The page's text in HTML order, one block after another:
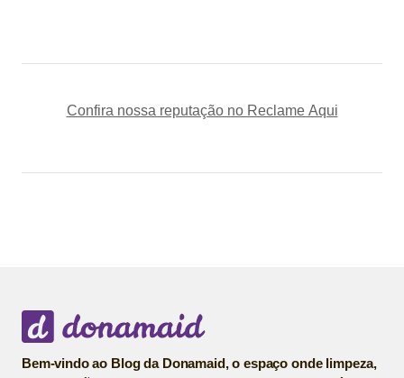
Confira nossa reputação no Reclame Aqui
Bem-vindo ao Blog da Donamaid, o espaço onde limpeza,